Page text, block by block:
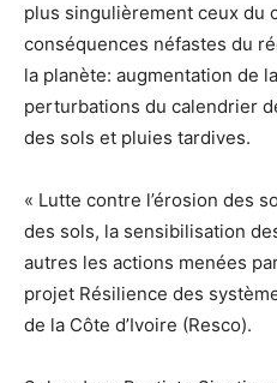
plus singulièrement ceux du
conséquences néfastes du
la planète: augmentation de
perturbations du calendrier
des sols et pluies tardives.
« Lutte contre l’érosion des
des sols, la sensibilisation
autres les actions menées
projet Résilience des
de la Côte d’Ivoire (Resco).